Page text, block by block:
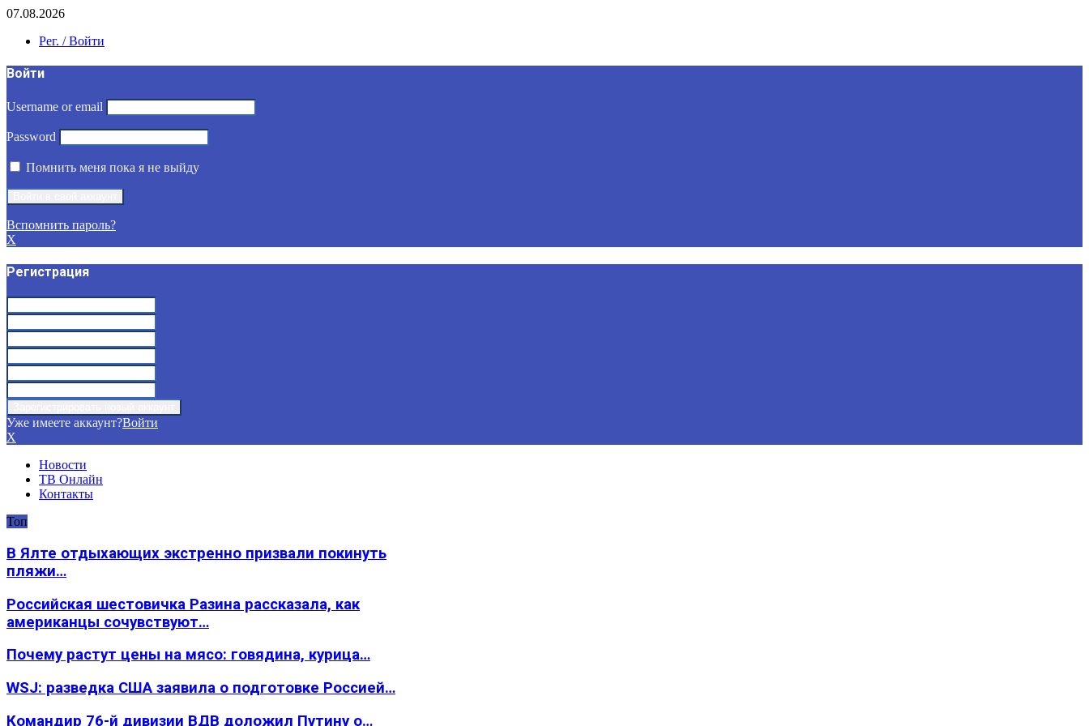
07.08.2026
Рег. / Войти
Войти
Username or email
Password
Помнить меня пока я не выйду
Вспомнить пароль?
X
Регистрация
Уже имеете аккаунт?Войти
X
Новости
ТВ Онлайн
Контакты
Топ
В Ялте отдыхающих экстренно призвали покинуть
пляжи…
Российская шестовичка Разина рассказала, как
американцы сочувствуют…
Почему растут цены на мясо: говядина, курица…
WSJ: разведка США заявила о подготовке Россией…
Командир 76-й дивизии ВДВ доложил Путину о…